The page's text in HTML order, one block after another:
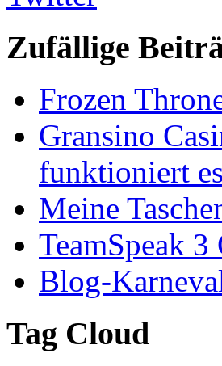
Zufällige
Frozen
Gransino
funktioniert es
Meine
TeamSpeak
Blog-
Tag Cloud